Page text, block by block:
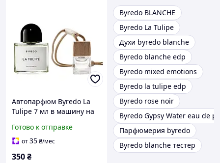
Автопарфюм Byredo La
Tulipe 7 мл в машину на
духи парфюм по мотивам
брендов
Готово к отправке
от35₴/мес
350₴
Byredo BLANCHE
Byredo La Tulipe
Духи byredo blanche
Byredo blanche edp
Byredo mixed emotions
Byredo la tulipe edp
Byredo rose noir
Byredo Gypsy Water eau de
Парфюмерия byredo
Byredo blanche тестер